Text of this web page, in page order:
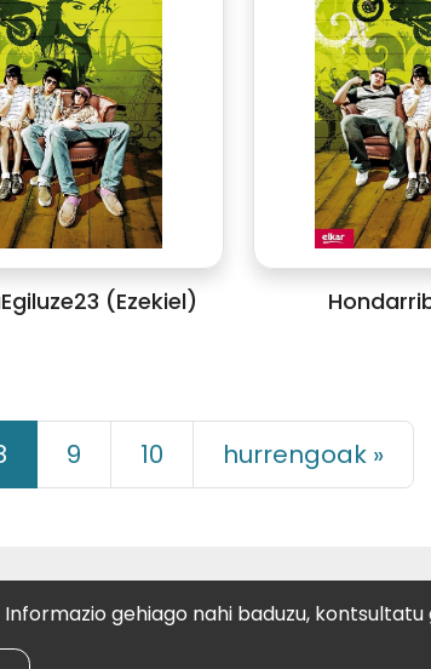
(Ezekiel)
9 10 hurrengoak »
gehiago nahi baduzu, kontsultatu